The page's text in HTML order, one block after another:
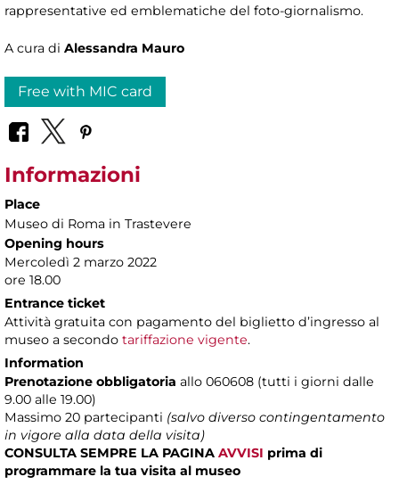
rappresentative ed emblematiche del foto-giornalismo.
A cura di Alessandra Mauro
Free with MIC card
Informazioni
Place
Museo di Roma in Trastevere
Opening hours
Mercoledì 2 marzo 2022
ore 18.00
Entrance ticket
Attività gratuita con pagamento del biglietto d’ingresso al
museo a secondo tariffazione vigente.
Information
Prenotazione obbligatoria allo 060608 (tutti i giorni dalle
9.00 alle 19.00)
Massimo 20 partecipanti (salvo diverso contingentamento
in vigore alla data della visita)
CONSULTA SEMPRE LA PAGINA AVVISI prima di
programmare la tua visita al museo